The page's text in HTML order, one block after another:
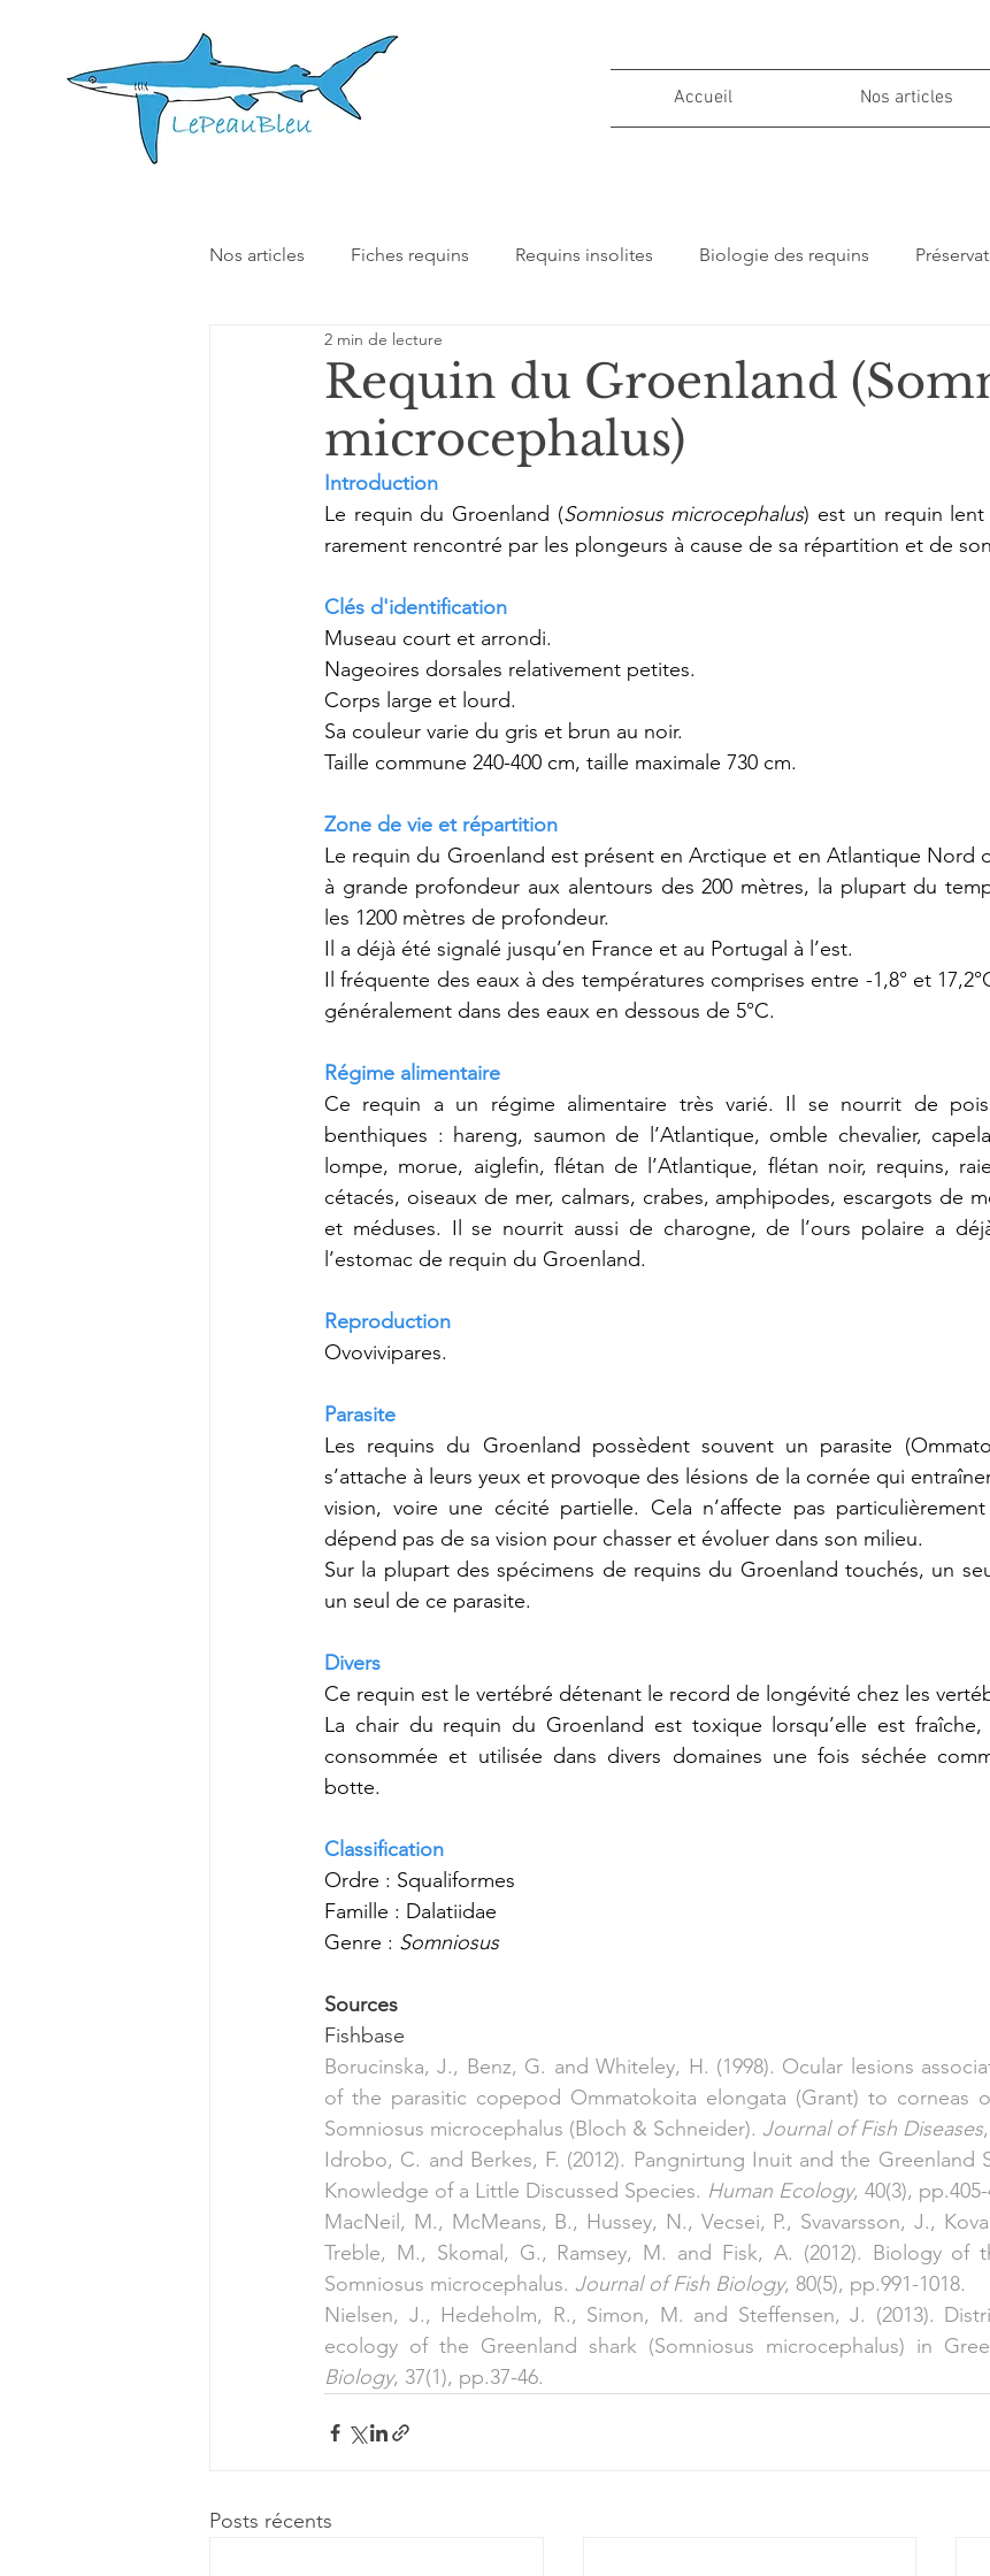
Accueil Nos articles
Nos articles Fiches requins Requins insolites Biologie des requins
Nos autres articles
Requin du Groenland
microcephalus)
2 min de lecture
Introduction
Le requin du Groenland (Somniosus microcephalus) est un requin
rarement rencontré par les plongeurs à cause de sa répartition et de
Clés d'identification
Museau court et arrondi.
Nageoires dorsales relativement petites.
Corps large et lourd.
Sa couleur varie du gris et brun au noir.
Taille commune 240-400 cm, taille maximale 730 cm.
Zone de vie et répartition
Le requin du Groenland est présent en Arctique et en Atlantique Nord
à grande profondeur aux alentours des 200 mètres, la plupart du
les 1200 mètres de profondeur.
Il a déjà été signalé jusqu’en France et au Portugal à l’est.
Il fréquente des eaux à des températures comprises entre -1,8° et
généralement dans des eaux en dessous de 5°C.
Régime alimentaire
Ce requin a un régime alimentaire très varié. Il se nourrit de
benthiques : hareng, saumon de l’Atlantique, omble chevalier,
lompe, morue, aiglefin, flétan de l’Atlantique, flétan noir, requins,
cétacés, oiseaux de mer, calmars, crabes, amphipodes, escargots de
et méduses. Il se nourrit aussi de charogne, de l’ours polaire a
l’estomac de requin du Groenland.
Reproduction
Ovovivipares.
Parasite
Les requins du Groenland possèdent souvent un parasite
s’attache à leurs yeux et provoque des lésions de la cornée qui
vision, voire une cécité partielle. Cela n’affecte pas
dépend pas de sa vision pour chasser et évoluer dans son milieu.
Sur la plupart des spécimens de requins du Groenland touchés, un
un seul de ce parasite.
Divers
Ce requin est le vertébré détenant le record de longévité chez les
La chair du requin du Groenland est toxique lorsqu’elle est
consommée et utilisée dans divers domaines une fois séchée
botte.
Classification
Ordre : Squaliformes
Famille : Dalatiidae
Genre : Somniosus
Sources
Fishbase
Borucinska, J., Benz, G. and Whiteley, H. (1998). Ocular lesions
of the parasitic copepod Ommatokoita elongata (Grant) to corneas
Somniosus microcephalus (Bloch & Schneider). Journal of Fish Diseases
Idrobo, C. and Berkes, F. (2012). Pangnirtung Inuit and the Greenland
Knowledge of a Little Discussed Species. Human Ecology, 40(3), pp.405-
MacNeil, M., McMeans, B., Hussey, N., Vecsei, P., Svavarsson, J.,
Treble, M., Skomal, G., Ramsey, M. and Fisk, A. (2012). Biology of
Somniosus microcephalus. Journal of Fish Biology, 80(5), pp.991-1018.
Nielsen, J., Hedeholm, R., Simon, M. and Steffensen, J. (2013).
ecology of the Greenland shark (Somniosus microcephalus) in
Biology, 37(1), pp.37-46.
Posts récents